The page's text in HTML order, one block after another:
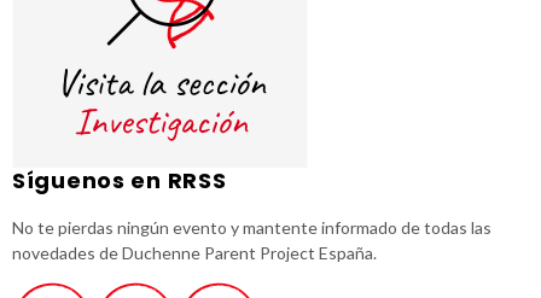
Síguenos en RRSS
No te pierdas ningún evento y mantente informado de todas las
novedades de Duchenne Parent Project España.